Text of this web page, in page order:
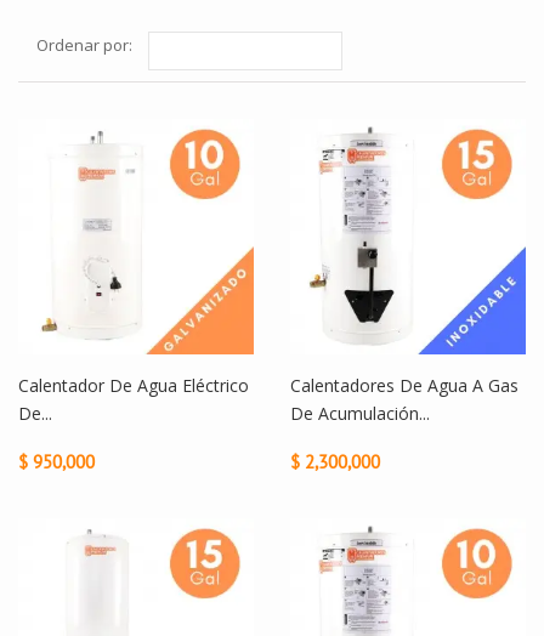
Ordenar por:
Calentador De Agua Eléctrico
De...
$ 950,000
Calentadores De Agua A Gas
De Acumulación...
$ 2,300,000